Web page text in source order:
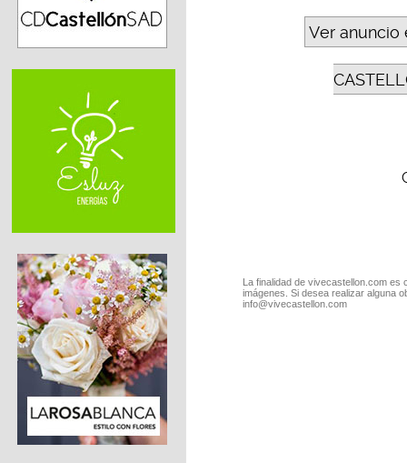
Ver anuncio
La finalidad de vivecastellon.com
imágenes. Si desea realizar alguna
info@vivecastellon.com